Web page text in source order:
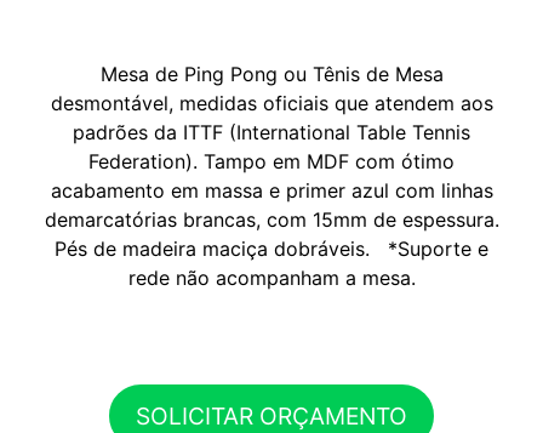
Mesa de Ping Pong ou Tênis de Mesa
desmontável, medidas oficiais que atendem aos
padrões da ITTF (International Table Tennis
Federation). Tampo em MDF com ótimo
acabamento em massa e primer azul com linhas
demarcatórias brancas, com 15mm de espessura.
Pés de madeira maciça dobráveis. *Suporte e
rede não acompanham a mesa.
SOLICITAR ORÇAMENTO